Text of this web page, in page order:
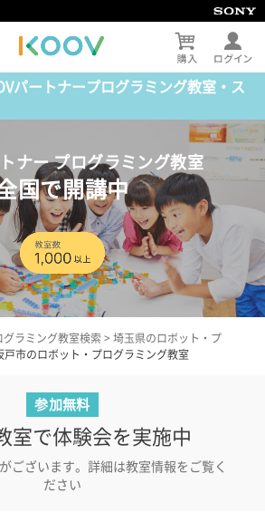
パートナープログラミング教室・ス
ナー プログラミング教室
国で開講中
ラミング教室検索 > 埼玉県のロボット・プ
戸市のロボット・プログラミング教室
参加無料
室で体験会を実施中
ございます。詳細は教室情報をご覧く
ださい